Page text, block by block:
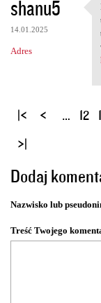
shanu5
14.01.2025
Adres
I
S
o
n
y
… 12
Dodaj
Nazwisko lub
Treść Twojego